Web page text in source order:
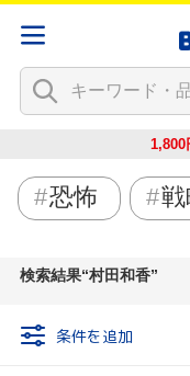
1,800
恐怖
検索結果 村田和香
条件を追加